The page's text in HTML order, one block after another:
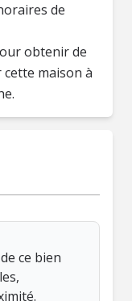
de
obtenir de
maison à
ce bien